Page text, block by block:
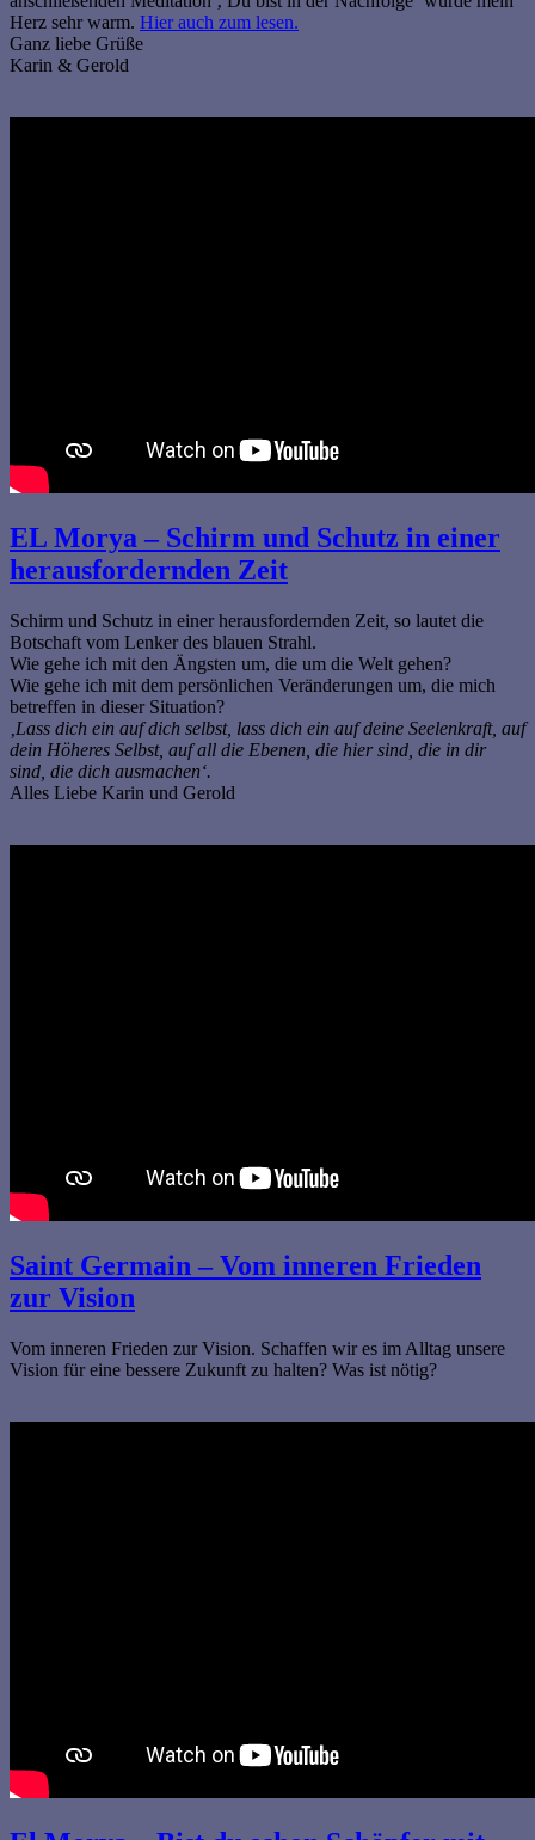
Herz sehr warm. Hier auch zum lesen.
Ganz liebe Grüße
Karin & Gerold
EL Morya – Schirm und Schutz in einer
herausfordernden Zeit
Schirm und Schutz in einer herausfordernden Zeit, so lautet die
Botschaft vom Lenker des blauen Strahl.
Wie gehe ich mit den Ängsten um, die um die Welt gehen?
Wie gehe ich mit dem persönlichen Veränderungen um, die mich
betreffen in dieser Situation?
‚Lass dich ein auf dich selbst, lass dich ein auf deine Seelenkraft, auf
dein Höheres Selbst, auf all die Ebenen, die hier sind, die in dir
sind, die dich ausmachen‘.
Alles Liebe Karin und Gerold
Saint Germain – Vom inneren Frieden
zur Vision
Vom inneren Frieden zur Vision. Schaffen wir es im Alltag unsere
Vision für eine bessere Zukunft zu halten? Was ist nötig?